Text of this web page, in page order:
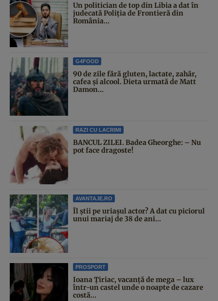
Un politician de top din Libia a dat în
judecată Poliția de Frontieră din
România...
G4FOOD
90 de zile fără gluten, lactate, zahăr,
cafea și alcool. Dieta urmată de Matt
Damon...
RAZI CU LACRIMI
BANCUL ZILEI. Badea Gheorghe: – Nu
pot face dragoste!
AVANTAJE.RO
Îl știi pe uriașul actor? A dat cu piciorul
unui mariaj de 38 de ani...
PROSPORT
Ioana Țiriac, vacanță de mega – lux
într-un castel unde o noapte de cazare
costă...